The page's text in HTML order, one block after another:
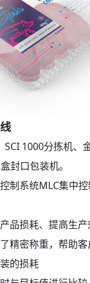
SCI 1000分拣机、
封口包装机。
制系统MLC集中
品损耗、提高生
精密称重，帮助
的损耗